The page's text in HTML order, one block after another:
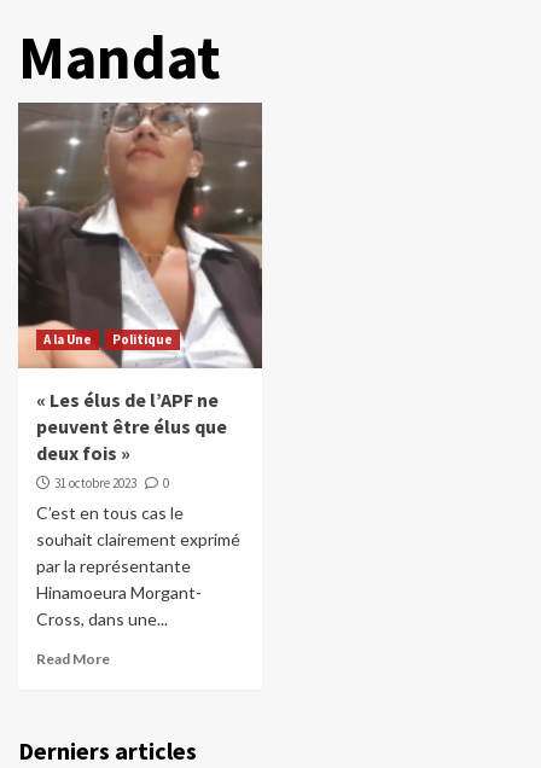
Mandat
A la Une Politique
« Les élus de l’APF ne
peuvent être élus que
deux fois »
31 octobre 2023 0
C’est en tous cas le
souhait clairement exprimé
par la représentante
Hinamoeura Morgant-
Cross, dans une...
Read More
Derniers articles